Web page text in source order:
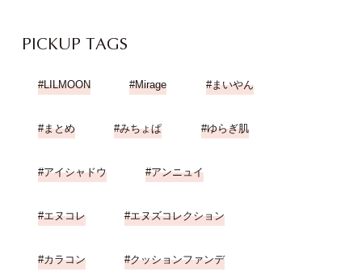
PICKUP TAGS
LILMOON Mirage まいやん
まとめ みちょぱ ゆらぎ肌
アイシャドウ アンニュイ
エヌコレ エヌズコレクション
カラコン クッションファンデ